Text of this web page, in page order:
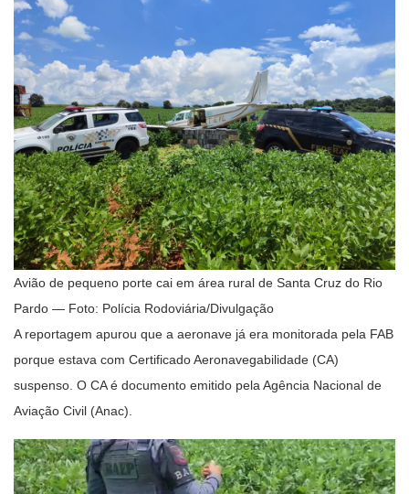
Avião de pequeno porte cai em área rural de Santa Cruz do Rio
Pardo — Foto: Polícia Rodoviária/Divulgação
A reportagem apurou que a aeronave já era monitorada pela FAB
porque estava com Certificado Aeronavegabilidade (CA)
suspenso. O CA é documento emitido pela Agência Nacional de
Aviação Civil (Anac).